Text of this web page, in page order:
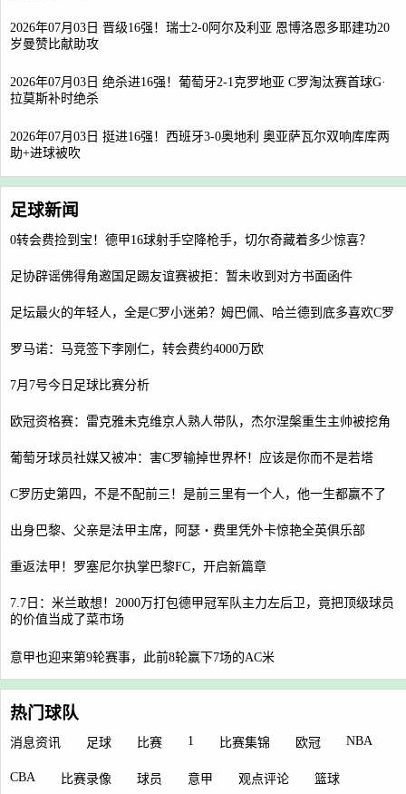
2026年07月03日 晋级16强！瑞士2-0阿尔及利亚 恩博洛恩多耶建功20
岁曼赞比献助攻
2026年07月03日 绝杀进16强！葡萄牙2-1克罗地亚 C罗淘汰赛首球G·
拉莫斯补时绝杀
2026年07月03日 挺进16强！西班牙3-0奥地利 奥亚萨瓦尔双响库库两
助+进球被吹
足球新闻
0转会费捡到宝！德甲16球射手空降枪手，切尔奇藏着多少惊喜？
足协辟谣佛得角邀国足踢友谊赛被拒：暂未收到对方书面函件
足坛最火的年轻人，全是C罗小迷弟？姆巴佩、哈兰德到底多喜欢C罗
罗马诺：马竞签下李刚仁，转会费约4000万欧
7月7号今日足球比赛分析
欧冠资格赛：雷克雅未克维京人熟人带队，杰尔涅槃重生主帅被挖角
葡萄牙球员社媒又被冲：害C罗输掉世界杯！应该是你而不是若塔
C罗历史第四，不是不配前三！是前三里有一个人，他一生都赢不了
出身巴黎、父亲是法甲主席，阿瑟・费里凭外卡惊艳全英俱乐部
重返法甲！罗塞尼尔执掌巴黎FC，开启新篇章
7.7日：米兰敢想！2000万打包德甲冠军队主力左后卫，竟把顶级球员
的价值当成了菜市场
意甲也迎来第9轮赛事，此前8轮赢下7场的AC米
热门球队
消息资讯 足球 比赛 1 比赛集锦 欧冠 NBA
CBA 比赛录像 球员 意甲 观点评论 篮球